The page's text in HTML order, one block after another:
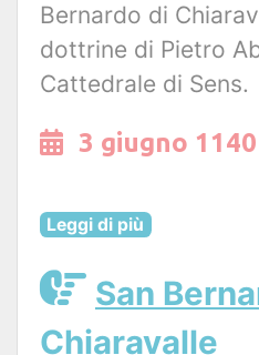
Bernardo di
dottrine di Pietro
Cattedrale di Sens.
3 giugno 1140
Leggi di più
San
Chiaravalle